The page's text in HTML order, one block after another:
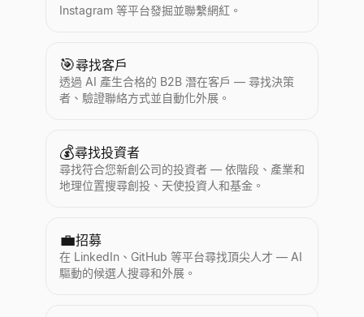
Instagram 等平台發掘並聯繫網紅。
🎯尋找客戶
透過 AI 產生合格的 B2B 潛在客戶 — 尋找決策
者、驗證聯絡方式並自動化外展。
💰尋找投資者
尋找符合您新創公司的投資者 — 依階段、產業和
地理位置搜尋創投、天使投資人和基金。
💼招募
在 LinkedIn、GitHub 等平台尋找頂尖人才 — AI
驅動的候選人搜尋和外展。